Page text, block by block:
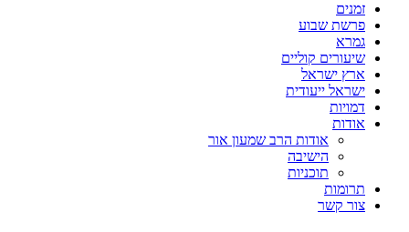
זמנים
פרשת שבוע
גמרא
שיעורים קוליים
ארץ ישראל
ישראל ייעודית
דמויות
אודות
אודות הרב שמעון אור
הישיבה
תוכניות
תרומות
צור קשר